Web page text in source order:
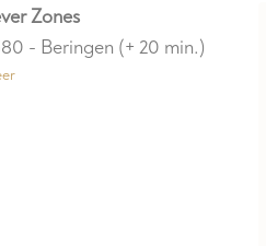
Zones
- Beringen (+ 20 min.)